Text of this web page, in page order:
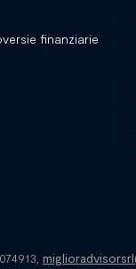
finanziarie